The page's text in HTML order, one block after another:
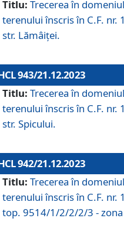
Titlu: Trecerea în
terenului înscris în C.F. nr.
str. Lămâiței.
943/21.12.2023
Titlu: Trecerea în
terenului înscris în C.F. nr.
str. Spicului.
942/21.12.2023
Titlu: Trecerea în
terenului înscris în C.F. nr.
top. 9514/1/2/2/2/3 - zona